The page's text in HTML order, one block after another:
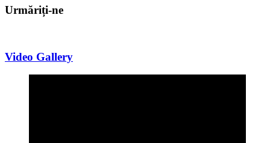
Urmăriți-ne
Video Gallery